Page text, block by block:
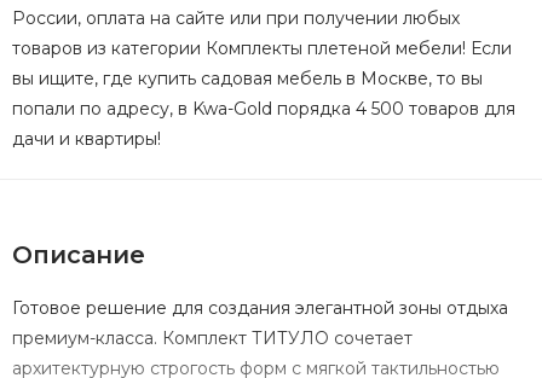
России, оплата на сайте или при получении любых
товаров из категории Комплекты плетеной мебели! Если
вы ищите, где купить садовая мебель в Москве, то вы
попали по адресу, в Kwa-Gold порядка 4 500 товаров для
дачи и квартиры!
Описание
Готовое решение для создания элегантной зоны отдыха
премиум-класса. Комплект ТИТУЛО сочетает
архитектурную строгость форм с мягкой тактильностью